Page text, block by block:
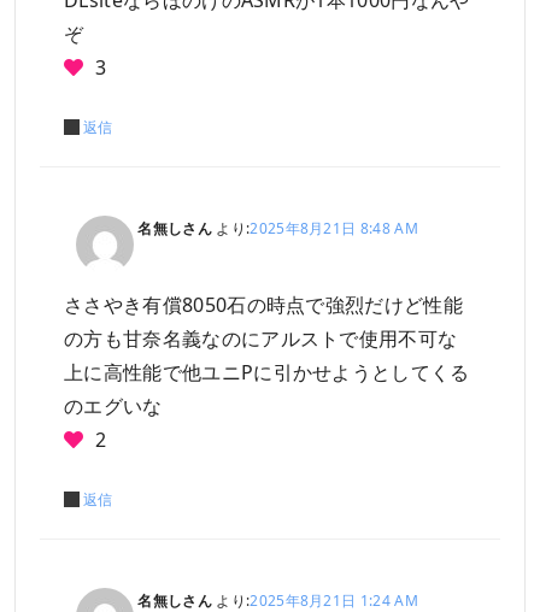
ぞ
3
返信
名無しさん より:2025年8月21日 8:48 AM
ささやき有償8050石の時点で強烈だけど性能
の方も甘奈名義なのにアルストで使用不可な
上に高性能で他ユニPに引かせようとしてくる
のエグいな
2
返信
名無しさん より:2025年8月21日 1:24 AM